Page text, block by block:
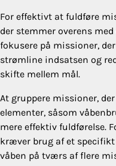
For effektivt at fuldføre
der stemmer overens
fokusere på missioner,
strømline indsatsen og
skifte mellem mål.
At gruppere missioner,
elementer, såsom
mere effektiv fuldførelse.
kræver brug af et specifikt
våben på tværs af flere